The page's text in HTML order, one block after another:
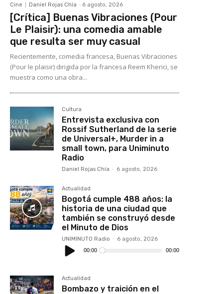
Cine Daniel Rojas Chía - 6 agosto, 2026
[Crítica] Buenas Vibraciones (Pour
Le Plaisir): una comedia amable
que resulta ser muy casual
Recientemente, comedia francesa, Buenas Vibraciones
(Pour le plaisir) dirigida por la francesa Reem Kherici, se
muestra como una obra...
Cultura
Entrevista exclusiva con
Rossif Sutherland de la serie
de Universal+, Murder in a
small town, para Uniminuto
Radio
Daniel Rojas Chía - 6 agosto, 2026
Actualidad
Bogotá cumple 488 años: la
historia de una ciudad que
también se construyó desde
el Minuto de Dios
UNIMINUTO Radio - 6 agosto, 2026
Reproductor
de
audio
00:00 00:00
Actualidad
Bombazo y traición en el